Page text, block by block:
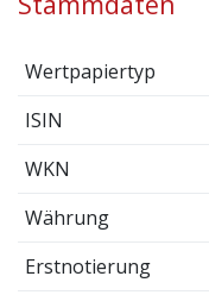
Wertpapiertyp
ISIN
WKN
Währung
Erstnotierung